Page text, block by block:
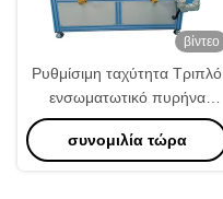
βίντεο
Ρυθμίσιμη ταχύτητα Τριπλό
ενσωματωτικό πυρήνα
κατασκευαστή μηχανή
συνομιλία τώρα